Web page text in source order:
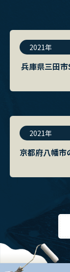
2021年
兵庫県三田
2021年
京都府八幡市